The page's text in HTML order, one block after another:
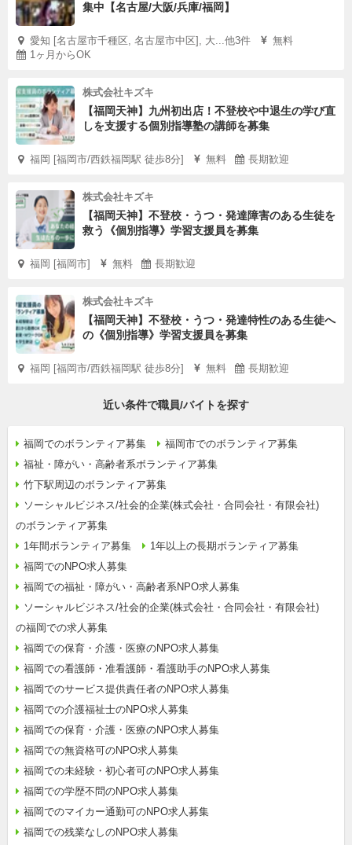
集中【名古屋/大阪/兵庫/福岡】
愛知 [名古屋市千種区, 名古屋市中区], 大...他3件
無料
1ヶ月からOK
株式会社キズキ
【福岡天神】九州初出店！不登校や中退生の学び直
しを支援する個別指導塾の講師を募集
福岡 [福岡市/西鉄福岡駅 徒歩8分] 無料 長期歓迎
株式会社キズキ
【福岡天神】不登校・うつ・発達障害のある生徒を
救う《個別指導》学習支援員を募集
福岡 [福岡市] 無料 長期歓迎
株式会社キズキ
【福岡天神】不登校・うつ・発達特性のある生徒へ
の《個別指導》学習支援員を募集
福岡 [福岡市/西鉄福岡駅 徒歩8分] 無料 長期歓迎
近い条件で職員/バイトを探す
福岡でのボランティア募集
福岡市でのボランティア募集
福祉・障がい・高齢者系ボランティア募集
竹下駅周辺のボランティア募集
ソーシャルビジネス/社会的企業(株式会社・合同会社・有限会社)
のボランティア募集
1年間ボランティア募集
1年以上の長期ボランティア募集
福岡でのNPO求人募集
福岡での福祉・障がい・高齢者系NPO求人募集
ソーシャルビジネス/社会的企業(株式会社・合同会社・有限会社)
の福岡での求人募集
福岡での保育・介護・医療のNPO求人募集
福岡での看護師・准看護師・看護助手のNPO求人募集
福岡でのサービス提供責任者のNPO求人募集
福岡での介護福祉士のNPO求人募集
福岡での保育・介護・医療のNPO求人募集
福岡での無資格可のNPO求人募集
福岡での未経験・初心者可のNPO求人募集
福岡での学歴不問のNPO求人募集
福岡でのマイカー通勤可のNPO求人募集
福岡での残業なしのNPO求人募集